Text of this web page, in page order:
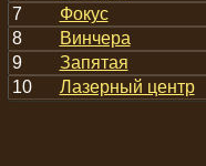
7
Фокус
8
Винчера
9
Запятая
10
Лазерный центр